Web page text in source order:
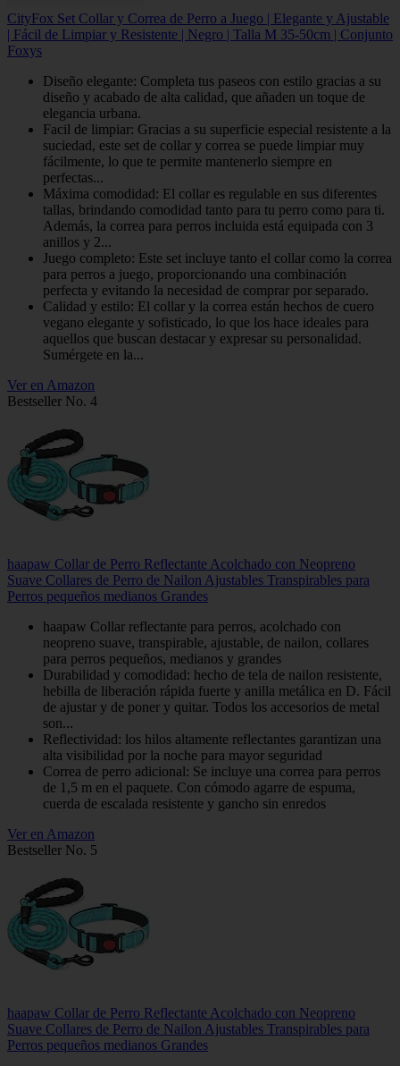
CityFox Set Collar y Correa de Perro a Juego | Elegante y Ajustable
| Fácil de Limpiar y Resistente | Negro | Talla M 35-50cm | Conjunto
Foxys
Diseño elegante: Completa tus paseos con estilo gracias a su
diseño y acabado de alta calidad, que añaden un toque de
elegancia urbana.
Facil de limpiar: Gracias a su superficie especial resistente a la
suciedad, este set de collar y correa se puede limpiar muy
fácilmente, lo que te permite mantenerlo siempre en
perfectas...
Máxima comodidad: El collar es regulable en sus diferentes
tallas, brindando comodidad tanto para tu perro como para ti.
Además, la correa para perros incluida está equipada con 3
anillos y 2...
Juego completo: Este set incluye tanto el collar como la correa
para perros a juego, proporcionando una combinación
perfecta y evitando la necesidad de comprar por separado.
Calidad y estilo: El collar y la correa están hechos de cuero
vegano elegante y sofisticado, lo que los hace ideales para
aquellos que buscan destacar y expresar su personalidad.
Sumérgete en la...
Ver en Amazon
Bestseller No. 4
haapaw Collar de Perro Reflectante Acolchado con Neopreno
Suave Collares de Perro de Nailon Ajustables Transpirables para
Perros pequeños medianos Grandes
haapaw Collar reflectante para perros, acolchado con
neopreno suave, transpirable, ajustable, de nailon, collares
para perros pequeños, medianos y grandes
Durabilidad y comodidad: hecho de tela de nailon resistente,
hebilla de liberación rápida fuerte y anilla metálica en D. Fácil
de ajustar y de poner y quitar. Todos los accesorios de metal
son...
Reflectividad: los hilos altamente reflectantes garantizan una
alta visibilidad por la noche para mayor seguridad
Correa de perro adicional: Se incluye una correa para perros
de 1,5 m en el paquete. Con cómodo agarre de espuma,
cuerda de escalada resistente y gancho sin enredos
Ver en Amazon
Bestseller No. 5
haapaw Collar de Perro Reflectante Acolchado con Neopreno
Suave Collares de Perro de Nailon Ajustables Transpirables para
Perros pequeños medianos Grandes